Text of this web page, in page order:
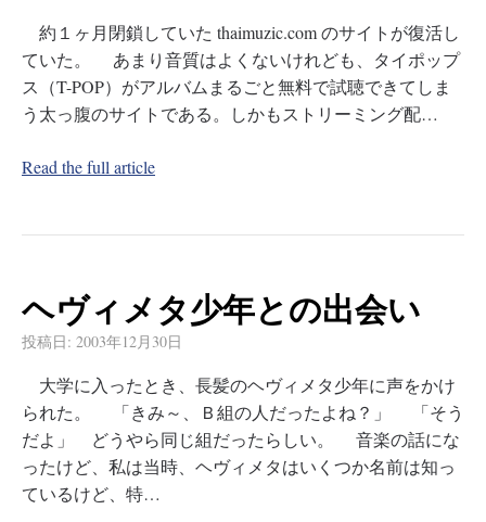
約１ヶ月閉鎖していた thaimuzic.com のサイトが復活し
ていた。 あまり音質はよくないけれども、タイポップ
ス（T-POP）がアルバムまるごと無料で試聴できてしま
う太っ腹のサイトである。しかもストリーミング配…
Read the full article
ヘヴィメタ少年との出会い
投稿日: 2003年12月30日
大学に入ったとき、長髪のヘヴィメタ少年に声をかけ
られた。 「きみ～、Ｂ組の人だったよね？」 「そう
だよ」 どうやら同じ組だったらしい。 音楽の話にな
ったけど、私は当時、ヘヴィメタはいくつか名前は知っ
ているけど、特…